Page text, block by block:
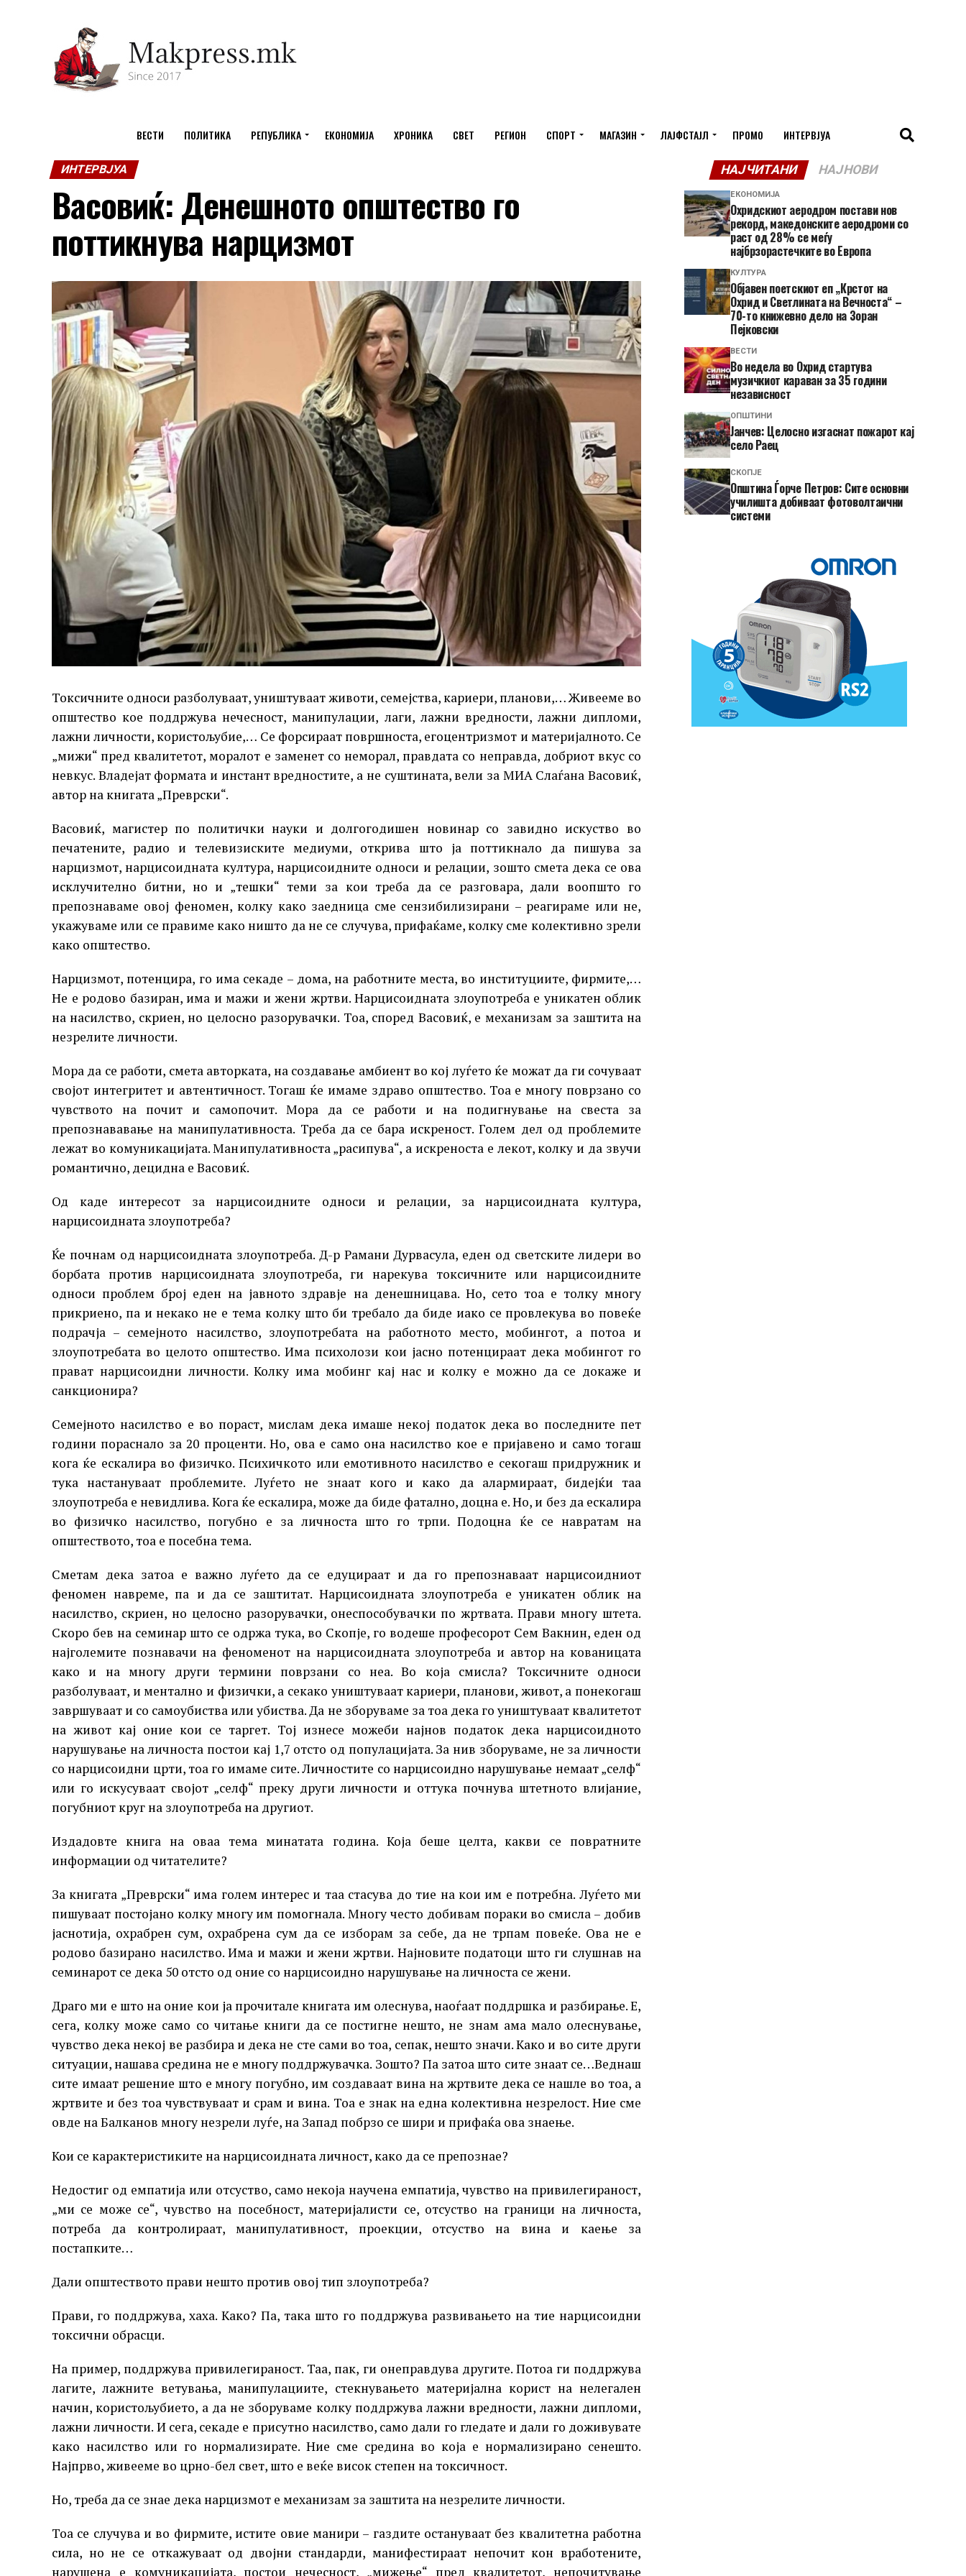
ВЕСТИ ПОЛИТИКА РЕПУБЛИКА ЕКОНОМИЈА ХРОНИКА СВЕТ РЕГИОН СПОРТ МАГАЗИН ЛАЈФСТАЈЛ ПРОМО ИНТЕРВЈУА
ИНТЕРВЈУА
Васовиќ: Денешното општество го
поттикнува нарцизмот
Токсичните односи разболуваат, уништуваат животи, семејства, кариери, планови,… Живееме во
општество кое поддржува нечесност, манипулации, лаги, лажни вредности, лажни дипломи,
лажни личности, користољубие,… Се форсираат површноста, егоцентризмот и материјалното. Се
„мижи“ пред квалитетот, моралот е заменет со неморал, правдата со неправда, добриот вкус со
невкус. Владејат формата и инстант вредностите, а не суштината, вели за МИА Слаѓана Васовиќ,
автор на книгата „Преврски“.
Васовиќ, магистер по политички науки и долгогодишен новинар со завидно искуство во
печатените, радио и телевизиските медиуми, открива што ја поттикнало да пишува за
нарцизмот, нарцисоидната култура, нарцисоидните односи и релации, зошто смета дека се ова
исклучително битни, но и „тешки“ теми за кои треба да се разговара, дали воопшто го
препознаваме овој феномен, колку како заедница сме сензибилизирани – реагираме или не,
укажуваме или се правиме како ништо да не се случува, прифаќаме, колку сме колективно зрели
како општество.
Нарцизмот, потенцира, го има секаде – дома, на работните места, во институциите, фирмите,…
Не е родово базиран, има и мажи и жени жртви. Нарцисоидната злоупотреба е уникатен облик
на насилство, скриен, но целосно разорувачки. Тоа, според Васовиќ, е механизам за заштита на
незрелите личности.
Мора да се работи, смета авторката, на создавање амбиент во кој луѓето ќе можат да ги сочуваат
својот интегритет и автентичност. Тогаш ќе имаме здраво општество. Тоа е многу поврзано со
чувството на почит и самопочит. Мора да се работи и на подигнување на свеста за
препознававање на манипулативноста. Треба да се бара искреност. Голем дел од проблемите
лежат во комуникацијата. Манипулативноста „расипува“, а искреноста е лекот, колку и да звучи
романтично, децидна е Васовиќ.
Од каде интересот за нарцисоидните односи и релации, за нарцисоидната култура,
нарцисоидната злоупотреба?
Ќе почнам од нарцисоидната злоупотреба. Д-р Рамани Дурвасула, еден од светските лидери во
борбата против нарцисоидната злоупотреба, ги нарекува токсичните или нарцисоидните
односи проблем број еден на јавното здравје на денешницава. Но, сето тоа е толку многу
прикриено, па и некако не е тема колку што би требало да биде иако се провлекува во повеќе
подрачја – семејното насилство, злоупотребата на работното место, мобингот, а потоа и
злоупотребата во целото општество. Има психолози кои јасно потенцираат дека мобингот го
прават нарцисоидни личности. Колку има мобинг кај нас и колку е можно да се докаже и
санкционира?
Семејното насилство е во пораст, мислам дека имаше некој податок дека во последните пет
години пораснало за 20 проценти. Но, ова е само она насилство кое е пријавено и само тогаш
кога ќе ескалира во физичко. Психичкото или емотивното насилство е секогаш придружник и
тука настануваат проблемите. Луѓето не знаат кого и како да алармираат, бидејќи таа
злоупотреба е невидлива. Кога ќе ескалира, може да биде фатално, доцна е. Но, и без да ескалира
во физичко насилство, погубно е за личноста што го трпи. Подоцна ќе се навратам на
општеството, тоа е посебна тема.
Сметам дека затоа е важно луѓето да се едуцираат и да го препознаваат нарцисоидниот
феномен навреме, па и да се заштитат. Нарцисоидната злоупотреба е уникатен облик на
насилство, скриен, но целосно разорувачки, онеспособувачки по жртвата. Прави многу штета.
Скоро бев на семинар што се одржа тука, во Скопје, го водеше професорот Сем Вакнин, еден од
најголемите познавачи на феноменот на нарцисоидната злоупотреба и автор на кованицата
како и на многу други термини поврзани со неа. Во која смисла? Токсичните односи
разболуваат, и ментално и физички, а секако уништуваат кариери, планови, живот, а понекогаш
завршуваат и со самоубиства или убиства. Да не зборуваме за тоа дека го уништуваат квалитетот
на живот кај оние кои се таргет. Тој изнесе можеби најнов податок дека нарцисоидното
нарушување на личноста постои кај 1,7 отсто од популацијата. За нив зборуваме, не за личности
со нарцисоидни црти, тоа го имаме сите. Личностите со нарцисоидно нарушување немаат „селф“
или го искусуваат својот „селф“ преку други личности и оттука почнува штетното влијание,
погубниот круг на злоупотреба на другиот.
Издадовте книга на оваа тема минатата година. Која беше целта, какви се повратните
информации од читателите?
За книгата „Преврски“ има голем интерес и таа стасува до тие на кои им е потребна. Луѓето ми
пишуваат постојано колку многу им помогнала. Многу често добивам пораки во смисла – добив
јаснотија, охрабрен сум, охрабрена сум да се изборам за себе, да не трпам повеќе. Ова не е
родово базирано насилство. Има и мажи и жени жртви. Најновите податоци што ги слушнав на
семинарот се дека 50 отсто од оние со нарцисоидно нарушување на личноста се жени.
Драго ми е што на оние кои ја прочитале книгата им олеснува, наоѓаат поддршка и разбирање. Е,
сега, колку може само со читање книги да се постигне нешто, не знам ама мало олеснување,
чувство дека некој ве разбира и дека не сте сами во тоа, сепак, нешто значи. Како и во сите други
ситуации, нашава средина не е многу поддржувачка. Зошто? Па затоа што сите знаат се…Веднаш
сите имаат решение што е многу погубно, им создаваат вина на жртвите дека се нашле во тоа, а
жртвите и без тоа чувствуваат и срам и вина. Тоа е знак на една колективна незрелост. Ние сме
овде на Балканов многу незрели луѓе, на Запад побрзо се шири и прифаќа ова знаење.
Кои се карактеристиките на нарцисоидната личност, како да се препознае?
Недостиг од емпатија или отсуство, само некоја научена емпатија, чувство на привилегираност,
„ми се може се“, чувство на посебност, материјалисти се, отсуство на граници на личноста,
потреба да контролираат, манипулативност, проекции, отсуство на вина и каење за
постапките…
Дали општеството прави нешто против овој тип злоупотреба?
Прави, го поддржува, хаха. Како? Па, така што го поддржува развивањето на тие нарцисоидни
токсични обрасци.
На пример, поддржува привилегираност. Таа, пак, ги онеправдува другите. Потоа ги поддржува
лагите, лажните ветувања, манипулациите, стекнувањето материјална корист на нелегален
начин, користољубието, а да не зборуваме колку поддржува лажни вредности, лажни дипломи,
лажни личности. И сега, секаде е присутно насилство, само дали го гледате и дали го доживувате
како насилство или го нормализирате. Ние сме средина во која е нормализирано сенешто.
Најпрво, живееме во црно-бел свет, што е веќе висок степен на токсичност.
Но, треба да се знае дека нарцизмот е механизам за заштита на незрелите личности.
Тоа се случува и во фирмите, истите овие манири – газдите остануваат без квалитетна работна
сила, но не се откажуваат од двојни стандарди, манифестираат непочит кон вработените,
нарушена е комуникацијата, постои нечесност, „мижење“ пред квалитетот, непочитување
НАЈЧИТАНИ НАЈНОВИ
ЕКОНОМИЈА
Охридскиот аеродром постави нов
рекорд, македонските аеродроми со
раст од 28% се меѓу
најбрзорастечките во Европа
КУЛТУРА
Објавен поетскиот еп „Крстот на
Охрид и Светлината на Вечноста“ –
70-то книжевно дело на Зоран
Пејковски
ВЕСТИ
Во недела во Охрид стартува
музичкиот караван за 35 години
независност
ОПШТИНИ
Јанчев: Целосно изгаснат пожарот кај
село Раец
СКОПЈЕ
Општина Ѓорче Петров: Сите основни
училишта добиваат фотоволтаични
системи